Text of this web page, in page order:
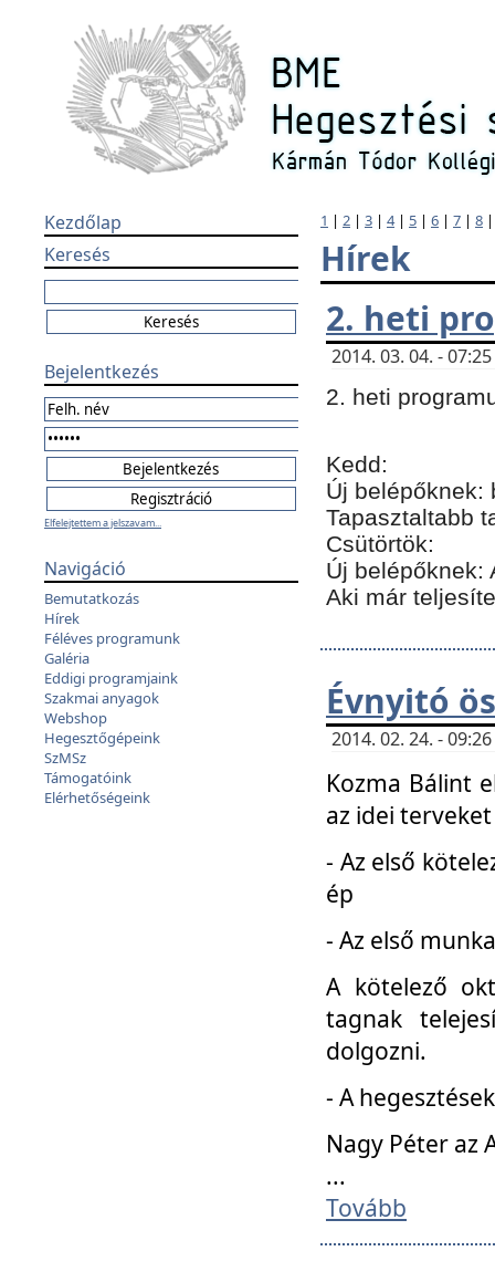
Kezdőlap
Keresés
Bejelentkezés
Elfelejtettem a jelszavam...
Navigáció
Bemutatkozás
Hírek
Féléves programunk
Galéria
Eddigi programjaink
Szakmai anyagok
Webshop
Hegesztőgépeink
SzMSz
Támogatóink
Elérhetőségeink
1 | 2 | 3 | 4| 5 | 6 | 7 | 8
Hírek
2. heti
2014. 03. 04. -
2. heti
Kedd:
Új belépőknek:
Tapasztaltabb
Csütörtök:
Új belépőknek:
Aki már
Évnyitó
2014. 02. 24. -
Kozma Bálint
az idei
- Az első
ép
- Az első
A kötelező
tagnak
dolgozni.
- A
Nagy Péter az
...
Tovább